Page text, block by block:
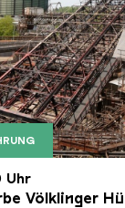
der
Uhr
Völklinger